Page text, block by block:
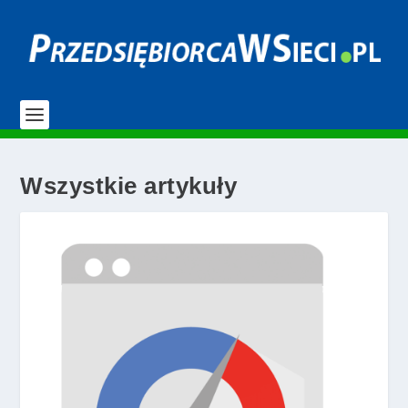
Wszystkie artykuły